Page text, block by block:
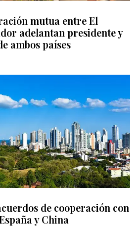
mutua entre El
adelantan presidente y
ambos países
de cooperación con
y China